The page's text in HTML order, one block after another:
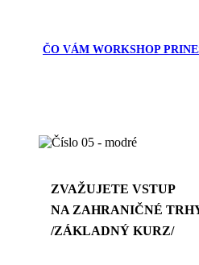
ČO VÁM WORKSHOP
ZVAŽUJETE VSTUP
NA ZAHRANIČNÉ
/ZÁKLADNÝ KURZ/